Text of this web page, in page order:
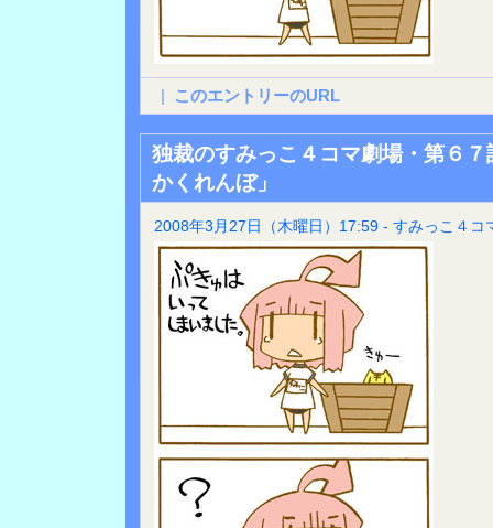
| このエントリーのURL
独裁のすみっこ４コマ劇場・第６
かくれんぼ」
2008年3月27日（木曜日）17:59 - すみっこ４コ